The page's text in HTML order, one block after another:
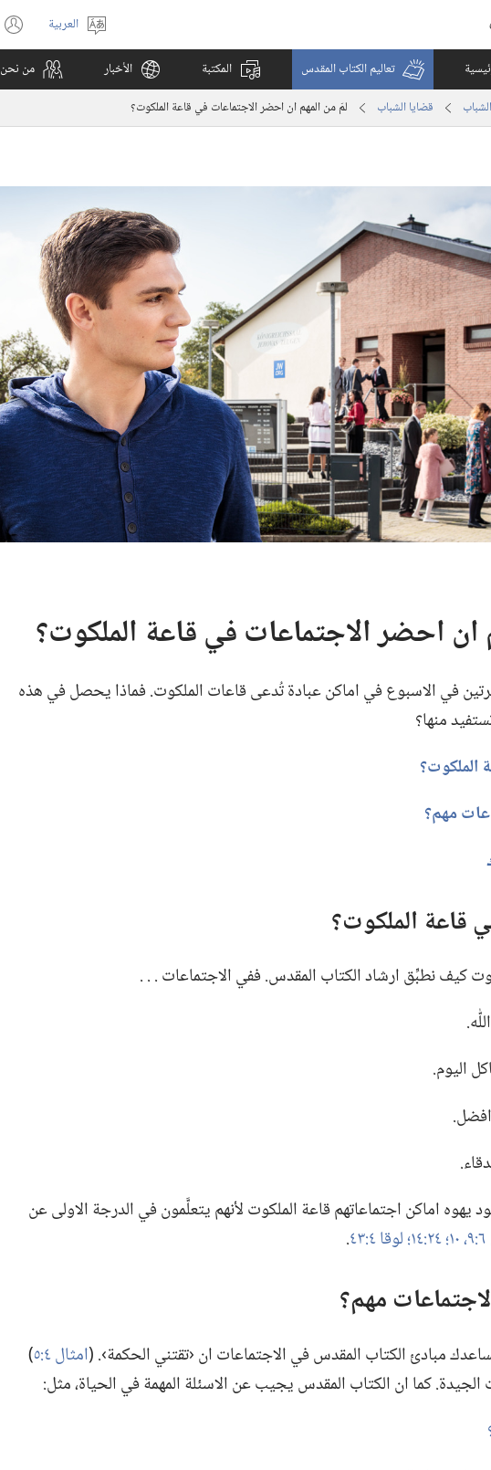
اختر
اللغة
العربية
تعاليم الكتاب المقدس المكتبة الأخبار من نحن
قضايا الشباب لمَ من المهم ان احضر الاجتماعات في قاعة الملكوت؟‏
ان احضر الاجتماعات في قاعة الملكوت؟‏
في الاسبوع في اماكن عبادة تُدعى قاعات الملكوت.‏ فماذا يحصل في هذه
منها؟‏
مهم؟‏
قاعة الملكوت؟‏
كيف نطبِّق ارشاد الكتاب المقدس.‏ ففي الاجتماعات .‏ .‏ .‏
اليوم.‏
يهوه اماكن اجتماعاتهم قاعة الملكوت لأنهم يتعلَّمون في الدرجة الاولى عن
لوقا ٤:‏٤٣ ‏.‏
مهم؟‏
مبادئ الكتاب المقدس في الاجتماعات ان ‹تقتني الحكمة›.‏ (‏امثال ٤:‏٥
‏)‏
الجيدة.‏ كما ان الكتاب المقدس يجيب عن الاسئلة المهمة في الحياة،‏ مثل:‏